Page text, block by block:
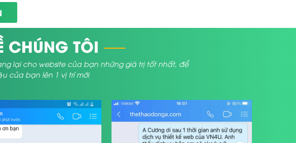
CHÚNG TÔI
lại cho website của bạn những giá trị tốt nhất, để
của bạn lên 1 vị trí mới